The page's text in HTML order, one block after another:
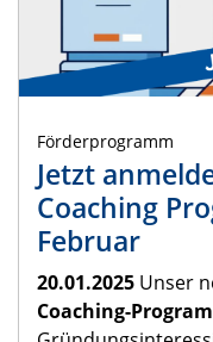
Förderprogramm
Jetzt
Coaching
Februar
20.01.2025 Unser
Coaching-